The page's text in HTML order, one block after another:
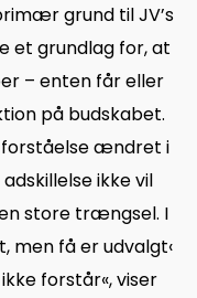
grund til JV’s
et grundlag for, at
– enten får eller
på budskabet.
ændret i
ikke vil
store trængsel. I
men få er udvalgt‹
forstår«, viser